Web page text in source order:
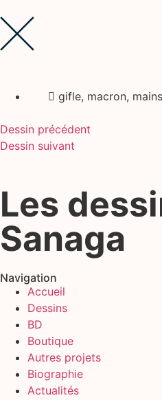
gifle, macron,
Dessin précédent
Dessin suivant
Les
Sanaga
Navigation
Accueil
Dessins
BD
Boutique
Autres projets
Biographie
Actualités